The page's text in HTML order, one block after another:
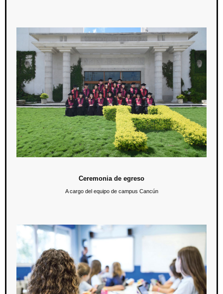
Ceremonia de egreso
4 de mayo / 17:00 hrs.
Nos vestimos de gala y celebramos a nuestra generación próxima a
egresar. Será un honor recibir a los egresados y a sus familiares en
este magno evento.
Ceremonia de egreso
A cargo del equipo de campus Cancún
Conferencia: Podemos cambiar la educación
15 de mayo / 18:00 hrs.